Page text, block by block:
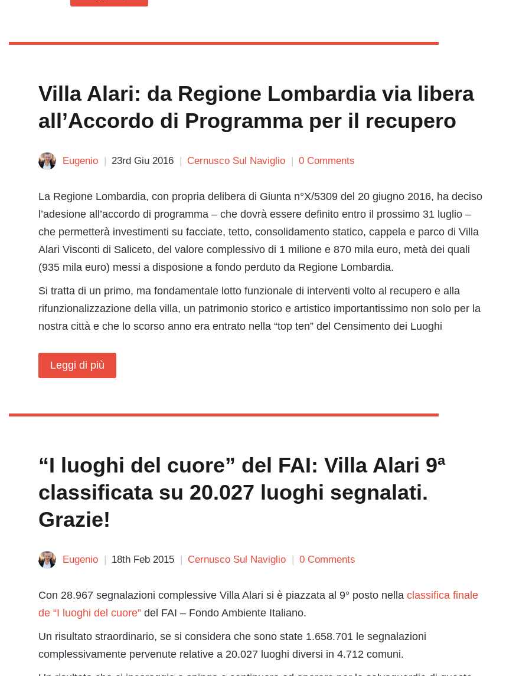
Villa Alari: da Regione Lombardia via libera
all’Accordo di Programma per il recupero
Eugenio 23rd Giu 2016 Cernusco Sul Naviglio 0 Comments
La Regione Lombardia, con propria delibera di Giunta n°X/5309 del 20 giugno 2016, ha deciso
l’adesione all’accordo di programma – che dovrà essere definito entro il prossimo 31 luglio –
che permetterà investimenti su facciate, tetto, consolidamento statico, cappela e parco di Villa
Alari Visconti di Saliceto, del valore complessivo di 1 milione e 870 mila euro, metà dei quali
(935 mila euro) messi a disposione a fondo perduto da Regione Lombardia.
Si tratta di un primo, ma fondamentale lotto funzionale di interventi volto al recupero e alla
rifunzionalizzazione della villa, un patrimonio storico e artistico importantissimo non solo per la
nostra città e che lo scorso anno era entrato nella “top ten” del Censimento dei Luoghi
Leggi di più
“I luoghi del cuore” del FAI: Villa Alari 9ª
classificata su 20.027 luoghi segnalati.
Grazie!
Eugenio 18th Feb 2015 Cernusco Sul Naviglio 0 Comments
Con 28.967 segnalazioni complessive Villa Alari si è piazzata al 9° posto nella classifica finale
de “I luoghi del cuore” del FAI – Fondo Ambiente Italiano.
Un risultato straordinario, se si considera che sono state 1.658.701 le segnalazioni
complessivamente pervenute relative a 20.027 luoghi diversi in 4.712 comuni.